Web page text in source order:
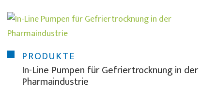
PRODUKTE
In-Line Pumpen für Gefriertrocknung in der
Pharmaindustrie